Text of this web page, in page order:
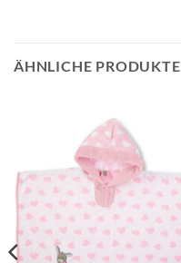
ÄHNLICHE PRODUKTE